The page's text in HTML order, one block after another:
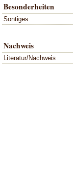
Besonderheiten
Sontiges
Nachweis
Literatur/Nachweis